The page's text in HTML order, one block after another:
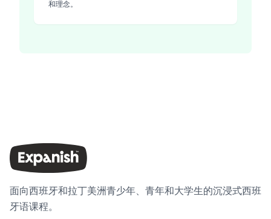
和理念。
面向西班牙和拉丁美洲青少年、青年和大学生的沉浸式西班
牙语课程。